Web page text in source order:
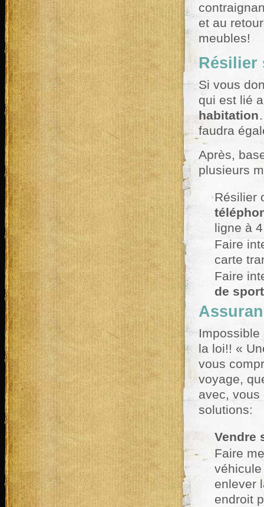
et au
meubles!
Résilier
Si vous
qui est lié
habitation
faudra
Après,
plusieurs
Résilier
ligne à
Faire
carte
Faire
de
Impossible
la loi!! «
vous
voyage,
avec, vous
solutions:
Vendre
Faire
enlever
endroit